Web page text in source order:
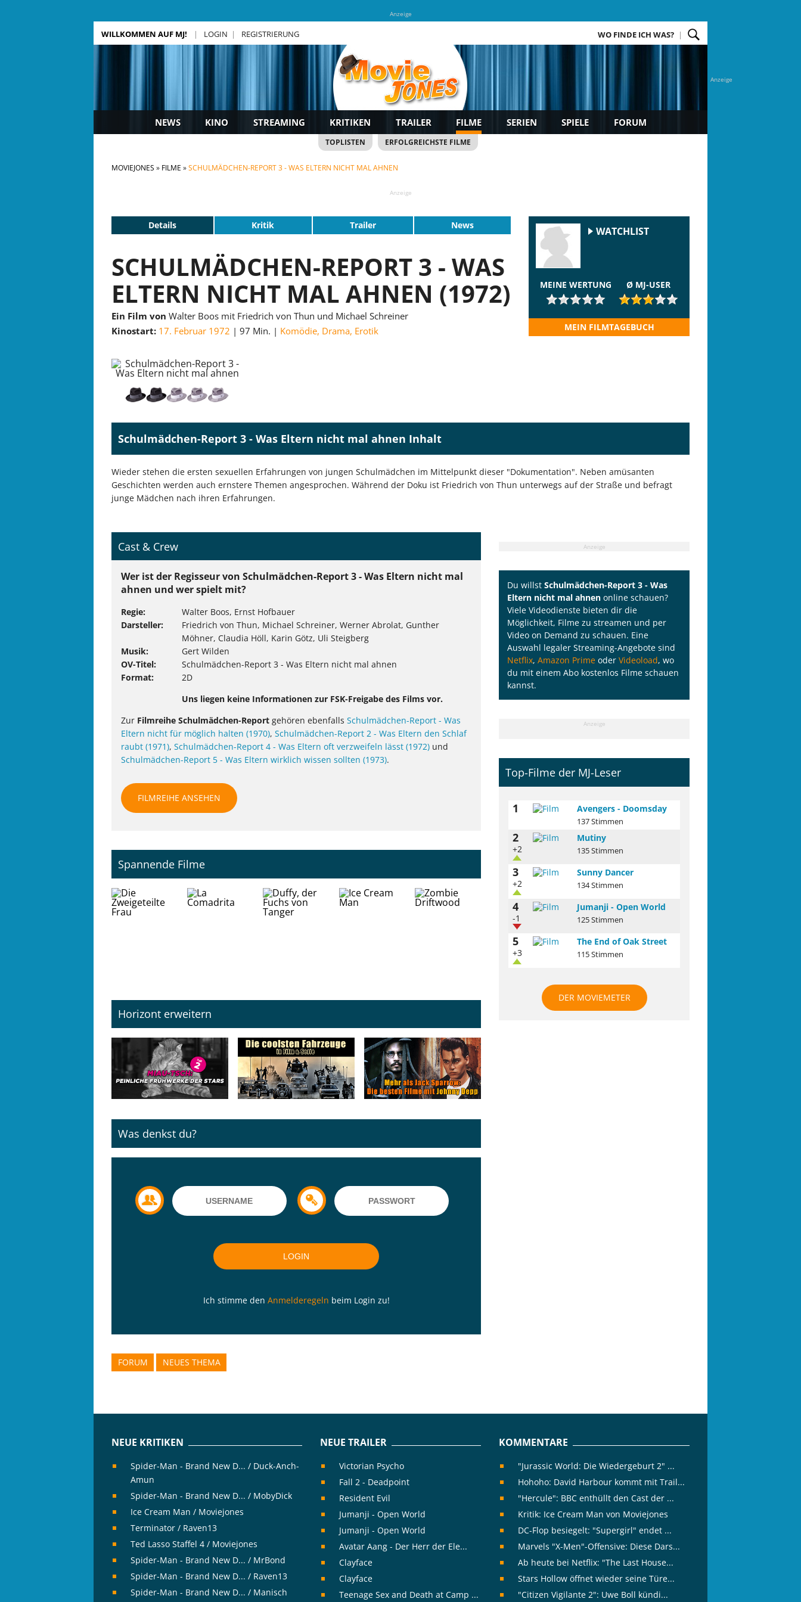
Anzeige
Anzeige
WILLKOMMEN AUF MJ! LOGIN REGISTRIERUNG WO FINDE ICH WAS?
NEWS KINO STREAMING KRITIKEN TRAILER FILME SERIEN SPIELE FORUM
TOPLISTEN ERFOLGREICHSTE FILME
MOVIEJONES FILME SCHULMÄDCHEN-REPORT 3 - WAS ELTERN NICHT MAL AHNEN
Anzeige
Details Kritik Trailer News
SCHULMÄDCHEN-REPORT 3 - WAS
ELTERN NICHT MAL AHNEN (1972)
Ein Film von Walter Boos mit Friedrich von Thun und Michael Schreiner
Kinostart: 17. Februar 1972 97 Min. Komödie, Drama, Erotik
WATCHLIST
MEINE WERTUNG Ø MJ-USER
MEIN FILMTAGEBUCH
Schulmädchen-Report 3 - Was Eltern nicht mal ahnen Inhalt
Wieder stehen die ersten sexuellen Erfahrungen von jungen Schulmädchen im Mittelpunkt dieser "Dokumentation". Neben amüsanten
Geschichten werden auch ernstere Themen angesprochen. Während der Doku ist Friedrich von Thun unterwegs auf der Straße und befragt
junge Mädchen nach ihren Erfahrungen.
Cast & Crew
Wer ist der Regisseur von Schulmädchen-Report 3 - Was Eltern nicht mal
ahnen und wer spielt mit?
Regie
Walter Boos, Ernst Hofbauer
Darsteller
Friedrich von Thun, Michael Schreiner, Werner Abrolat, Gunther
Möhner, Claudia Höll, Karin Götz, Uli Steigberg
Musik
Gert Wilden
OV-Titel
Schulmädchen-Report 3 - Was Eltern nicht mal ahnen
Format
2D
Uns liegen keine Informationen zur FSK-Freigabe des Films vor.
Zur Filmreihe Schulmädchen-Report gehören ebenfalls Schulmädchen-Report - Was
Eltern nicht für möglich halten (1970), Schulmädchen-Report 2 - Was Eltern den Schlaf
raubt (1971), Schulmädchen-Report 4 - Was Eltern oft verzweifeln lässt (1972) und
Schulmädchen-Report 5 - Was Eltern wirklich wissen sollten (1973).
FILMREIHE ANSEHEN
Spannende Filme
Horizont erweitern
Was denkst du?
Ich stimme den Anmelderegeln beim Login zu!
FORUM NEUES THEMA
Anzeige
Du willst Schulmädchen-Report 3 - Was
Eltern nicht mal ahnen online schauen?
Viele Videodienste bieten dir die
Möglichkeit, Filme zu streamen und per
Video on Demand zu schauen. Eine
Auswahl legaler Streaming-Angebote sind
Netflix, Amazon Prime oder Videoload, wo
du mit einem Abo kostenlos Filme schauen
kannst.
Anzeige
Top-Filme der MJ-Leser
1 Avengers - Doomsday
137 Stimmen
2
+2
Mutiny
135 Stimmen
3
+2
Sunny Dancer
134 Stimmen
4
-1
Jumanji - Open World
125 Stimmen
5
+3
The End of Oak Street
115 Stimmen
DER MOVIEMETER
NEUE KRITIKEN
Spider-Man - Brand New D... / Duck-Anch-
Amun
Spider-Man - Brand New D... / MobyDick
Ice Cream Man / Moviejones
Terminator / Raven13
Ted Lasso Staffel 4 / Moviejones
Spider-Man - Brand New D... / MrBond
Spider-Man - Brand New D... / Raven13
Spider-Man - Brand New D... / Manisch
NEUE TRAILER
Victorian Psycho
Fall 2 - Deadpoint
Resident Evil
Jumanji - Open World
Jumanji - Open World
Avatar Aang - Der Herr der Ele...
Clayface
Clayface
Teenage Sex and Death at Camp ...
KOMMENTARE
"Jurassic World: Die Wiedergeburt 2" ...
Hohoho: David Harbour kommt mit Trail...
"Hercule": BBC enthüllt den Cast der ...
Kritik: Ice Cream Man von Moviejones
DC-Flop besiegelt: "Supergirl" endet ...
Marvels "X-Men"-Offensive: Diese Dars...
Ab heute bei Netflix: "The Last House...
Stars Hollow öffnet wieder seine Türe...
"Citizen Vigilante 2": Uwe Boll kündi...